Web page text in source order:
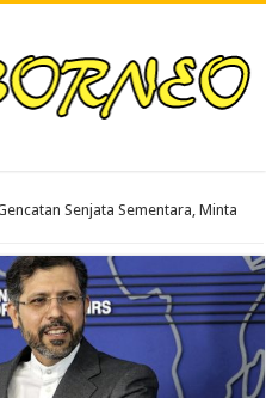
Senjata Sementara, Minta